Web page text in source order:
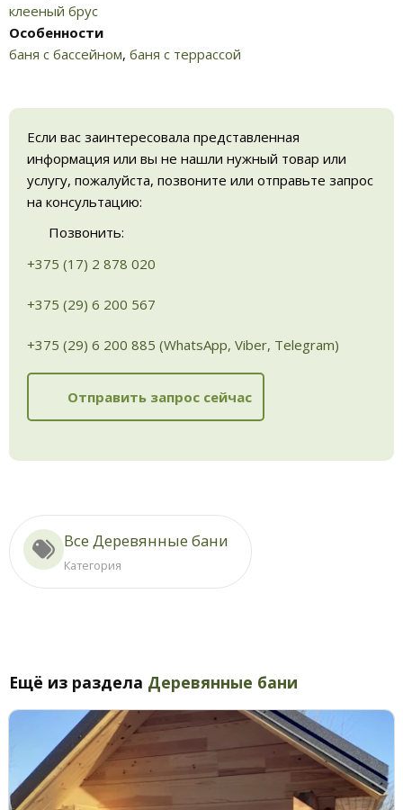
клееный брус
Особенности
баня с бассейном, баня с террассой
Если вас заинтересовала представленная
информация или вы не нашли нужный товар или
услугу, пожалуйста, позвоните или отправьте запрос
на консультацию:
Позвонить:
+375 (17) 2 878 020
+375 (29) 6 200 567
+375 (29) 6 200 885 (WhatsApp, Viber, Telegram)
Отправить запрос сейчас
Все Деревянные бани
Категория
Ещё из раздела Деревянные бани